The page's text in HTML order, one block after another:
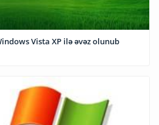
Vista XP ilə əvəz olunub